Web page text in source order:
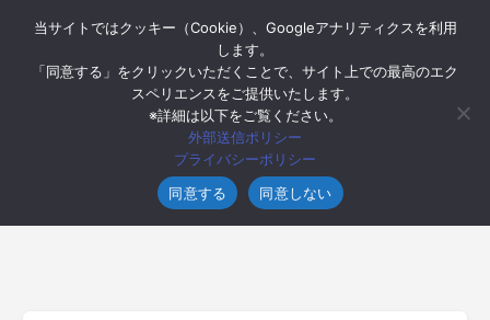
【4コマ漫画】SEひつじは定時退社の夢を
見る～仮想墓参り～
当サイトではクッキー（Cookie）、Googleアナリティクスを利用
します。
「同意する」をクリックいただくことで、サイト上での最高のエク
スペリエンスをご提供いたします。
※詳細は以下をご覧ください。
外部送信ポリシー
プライバシーポリシー
同意する
同意しない